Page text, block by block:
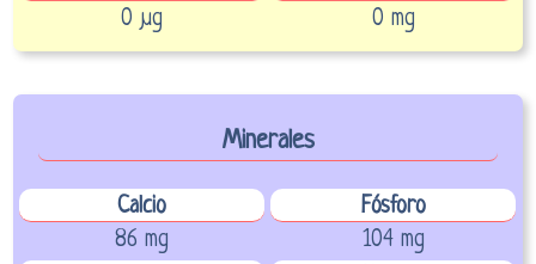
0 µg
0 mg
Minerales
Calcio
Fósforo
86 mg
104 mg